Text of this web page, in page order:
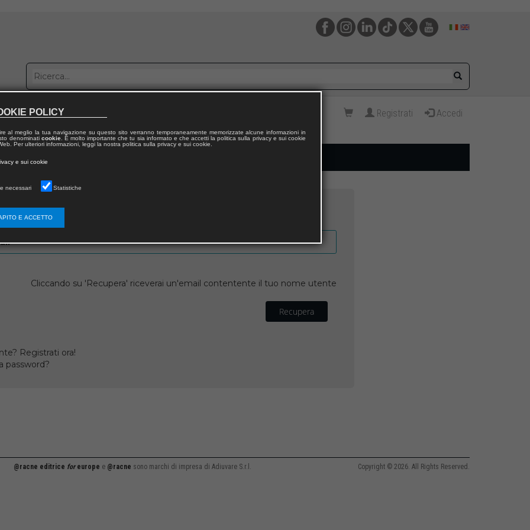
con noi Registrati Accedi
email che hai fornito in fase di registrazione
Cliccando su 'Recupera' riceverai un'email contentente il tuo nome utente
Recupera
Registrati ora!
password?
@racne editrice foreurope e @racne sono marchi di impresa di Adiuvare S.r.l. Copyright © 2026. All Rights Reserved.
POLICY
al meglio la tua navigazione su questo sito verranno temporaneamente memorizzate alcune informazioni in
denominati cookie. È molto importante che tu sia informato e che accetti la politica sulla privacy e sui cookie
Per ulteriori informazioni, leggi la nostra politica sulla privacy e sui cookie.
e sui cookie
necessari Statistiche
E ACCETTO